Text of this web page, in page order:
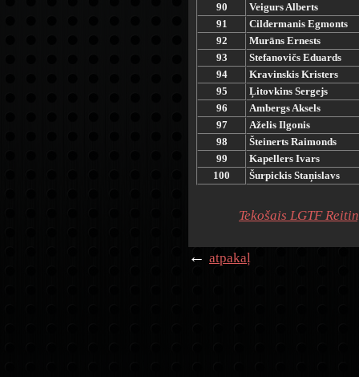
90
Veigurs Alberts
91
Cildermanis Egmonts
92
Murāns Ernests
93
Stefanovičs Eduards
94
Kravinskis Kristers
95
Ļitovkins Sergejs
96
Ambergs Aksels
97
Aželis Ilgonis
98
Šteinerts Raimonds
99
Kapellers Ivars
100
Šurpickis Staņislavs
Tekošais LGTF
← atpakaļ